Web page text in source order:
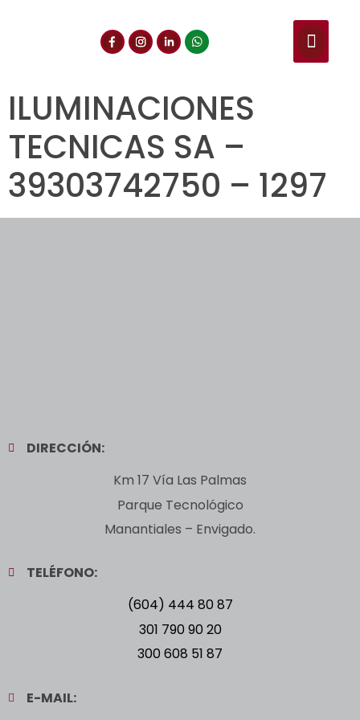
ILUMINACIONES
TECNICAS SA –
39303742750 – 1297
DIRECCIÓN:
Km 17 Vía Las Palmas
Parque Tecnológico
Manantiales – Envigado.
TELÉFONO:
(604) 444 80 87
301 790 90 20
300 608 51 87
E-MAIL: